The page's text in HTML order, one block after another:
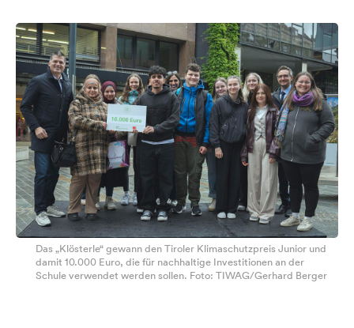
Das „Klösterle“ gewann den Tiroler Klimaschutzpreis Junior und
damit 10.000 Euro, die für nachhaltige Investitionen an der
Schule verwendet werden sollen. Foto: TIWAG/Gerhard Berger